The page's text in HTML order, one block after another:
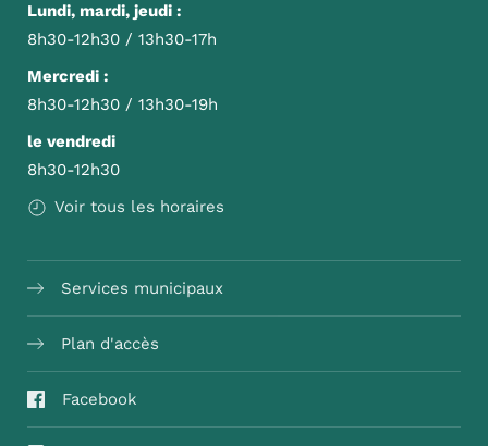
Lundi, mardi, jeudi :
8h30-12h30 / 13h30-17h
Mercredi :
8h30-12h30 / 13h30-19h
le vendredi
8h30-12h30
Voir tous les horaires
Services municipaux
Plan d'accès
Facebook